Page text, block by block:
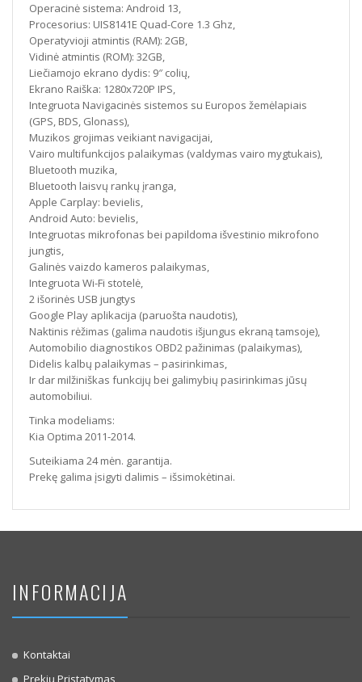
Operacinė sistema: Android 13,
Procesorius: UIS8141E Quad-Core 1.3 Ghz,
Operatyvioji atmintis (RAM): 2GB,
Vidinė atmintis (ROM): 32GB,
Liečiamojo ekrano dydis: 9″ colių,
Ekrano Raiška: 1280x720P IPS,
Integruota Navigacinės sistemos su Europos žemėlapiais
(GPS, BDS, Glonass),
Muzikos grojimas veikiant navigacijai,
Vairo multifunkcijos palaikymas (valdymas vairo mygtukais),
Bluetooth muzika,
Bluetooth laisvų rankų įranga,
Apple Carplay: bevielis,
Android Auto: bevielis,
Integruotas mikrofonas bei papildoma išvestinio mikrofono
jungtis,
Galinės vaizdo kameros palaikymas,
Integruota Wi-Fi stotelė,
2 išorinės USB jungtys
Google Play aplikacija (paruošta naudotis),
Naktinis rėžimas (galima naudotis išjungus ekraną tamsoje),
Automobilio diagnostikos OBD2 pažinimas (palaikymas),
Didelis kalbų palaikymas – pasirinkimas,
Ir dar milžiniškas funkcijų bei galimybių pasirinkimas jūsų
automobiliui.
Tinka modeliams:
Kia Optima 2011-2014.
Suteikiama 24 mėn. garantija.
Prekę galima įsigyti dalimis – išsimokėtinai.
INFORMACIJA
Kontaktai
Prekių Pristatymas